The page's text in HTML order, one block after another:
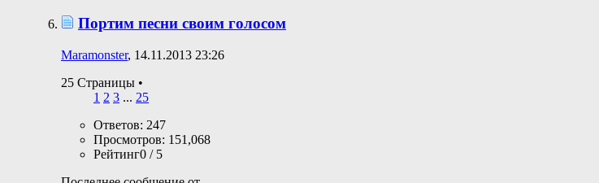
Портим песни своим голосом
Maramonster, 14.11.2013 23:26
25 Страницы •
1 2 3 ... 25
Ответов: 247
Просмотров: 151,068
Рейтинг0 / 5